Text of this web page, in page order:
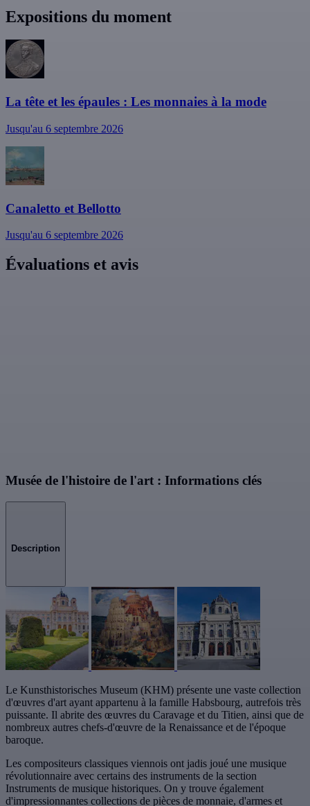
Expositions du moment
La tête et les épaules : Les monnaies à la mode
Jusqu'au 6 septembre 2026
Canaletto et Bellotto
Jusqu'au 6 septembre 2026
Évaluations et avis
Musée de l'histoire de l'art : Informations clés
Description
Le Kunsthistorisches Museum (KHM) présente une vaste collection
d'œuvres d'art ayant appartenu à la famille Habsbourg, autrefois très
puissante. Il abrite des œuvres du Caravage et du Titien, ainsi que de
nombreux autres chefs-d'œuvre de la Renaissance et de l'époque
baroque.
Les compositeurs classiques viennois ont jadis joué une musique
révolutionnaire avec certains des instruments de la section
Instruments de musique historiques. On y trouve également
d'impressionnantes collections de pièces de monnaie, d'armes et